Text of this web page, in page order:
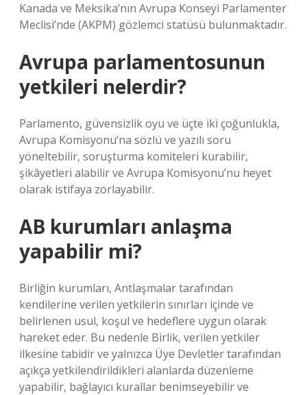
Kanada ve Meksika’nın Avrupa Konseyi Parlamenter
Meclisi’nde (AKPM) gözlemci statüsü bulunmaktadır.
Avrupa parlamentosunun
yetkileri nelerdir?
Parlamento, güvensizlik oyu ve üçte iki çoğunlukla,
Avrupa Komisyonu’na sözlü ve yazılı soru
yöneltebilir, soruşturma komiteleri kurabilir,
şikâyetleri alabilir ve Avrupa Komisyonu’nu heyet
olarak istifaya zorlayabilir.
AB kurumları anlaşma
yapabilir mi?
Birliğin kurumları, Antlaşmalar tarafından
kendilerine verilen yetkilerin sınırları içinde ve
belirlenen usul, koşul ve hedeflere uygun olarak
hareket eder. Bu nedenle Birlik, verilen yetkiler
ilkesine tabidir ve yalnızca Üye Devletler tarafından
açıkça yetkilendirildikleri alanlarda düzenleme
yapabilir, bağlayıcı kurallar benimseyebilir ve